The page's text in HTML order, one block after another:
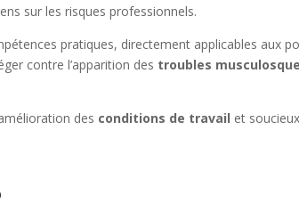
sur les risques professionnels.
pratiques, directement applicables aux
contre l’apparition des troubles
des conditions de travail et